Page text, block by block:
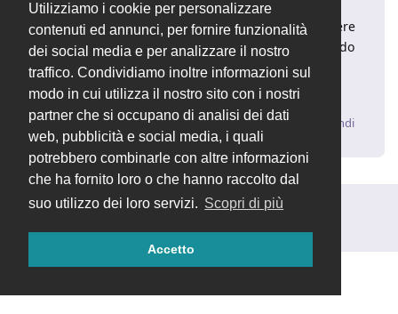
Utilizziamo i cookie per personalizzare
contenuti ed annunci, per fornire funzionalità
dei social media e per analizzare il nostro
traffico. Condividiamo inoltre informazioni sul
modo in cui utilizza il nostro sito con i nostri
partner che si occupano di analisi dei dati
web, pubblicità e social media, i quali
potrebbero combinarle con altre informazioni
che ha fornito loro o che hanno raccolto dal
suo utilizzo dei loro servizi. Scopri di più
Accetto
In questo caso, potrebbe essere conveniente chiedere
direttamente all'assistenza ufficiale via email, in modo
da segnalare direttamente il problema ed
eventualmente risolverlo rapidamente.
Rispondi
Rispondi alla discussione...